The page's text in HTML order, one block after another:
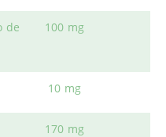
de
100 mg
10 mg
170 mg